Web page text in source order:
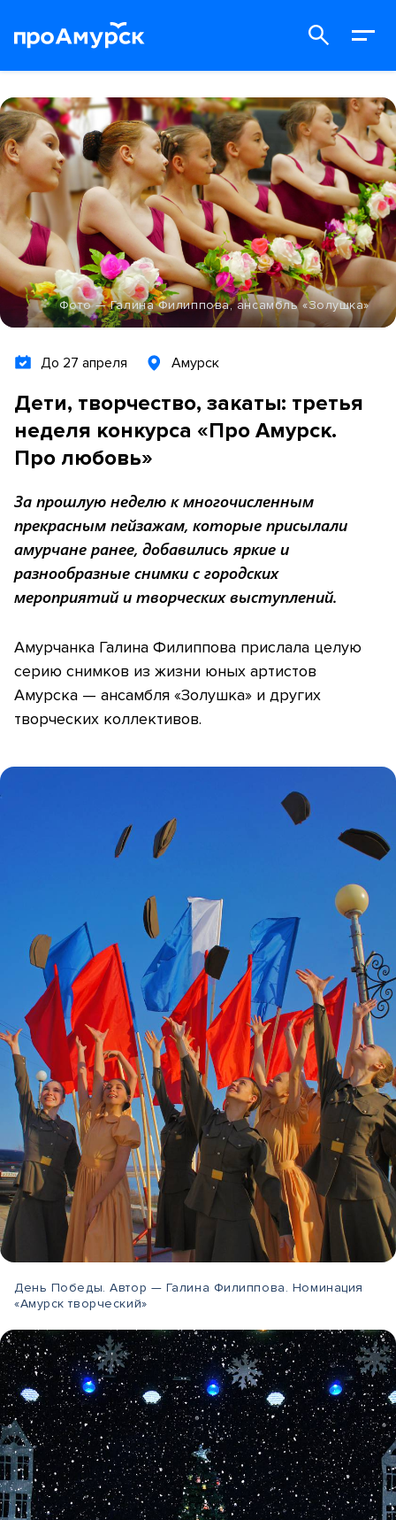
Фото — Галина Филиппова, ансамбль «Золушка»
До 27 апреля Амурск
Дети, творчество, закаты: третья
неделя конкурса «Про Амурск.
Про любовь»
За прошлую неделю к многочисленным
прекрасным пейзажам, которые присылали
амурчане ранее, добавились яркие и
разнообразные снимки с городских
мероприятий и творческих выступлений.
Амурчанка Галина Филиппова прислала целую
серию снимков из жизни юных артистов
Амурска — ансамбля «Золушка» и других
творческих коллективов.
День Победы. Автор — Галина Филиппова. Номинация
«Амурск творческий»